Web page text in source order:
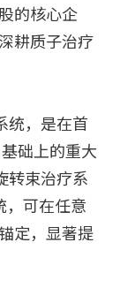
的核心企
耕质子治疗
，是在首
础上的重大
转束治疗系
，可在任意
定，显著提